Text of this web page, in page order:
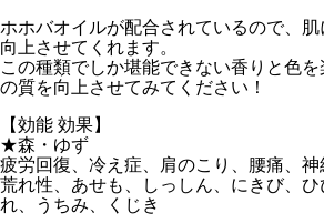
ホホバオイルが配合されているので、
向上させてくれます。
この種類でしか堪能できない香りと色
の質を向上させてみてください！
【効能 効果】
★森・ゆず
疲労回復、冷え症、肩のこり、腰痛、神
荒れ性、あせも、しっしん、にきび、
れ、うちみ、くじき